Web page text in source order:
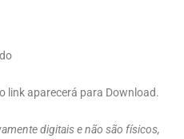
link aparecerá para Download.
digitais e não são físicos,